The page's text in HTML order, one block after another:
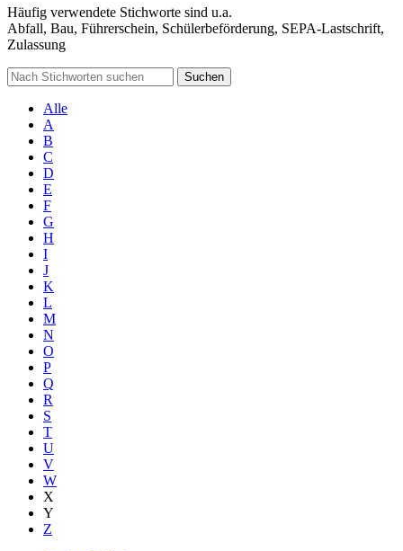
Häufig verwendete Stichworte sind u.a.
Abfall, Bau, Führerschein, Schülerbeförderung, SEPA-Lastschrift,
Zulassung
Suchen
Alle
A
B
C
D
E
F
G
H
I
J
K
L
M
N
O
P
Q
R
S
T
U
V
W
X
Y
Z